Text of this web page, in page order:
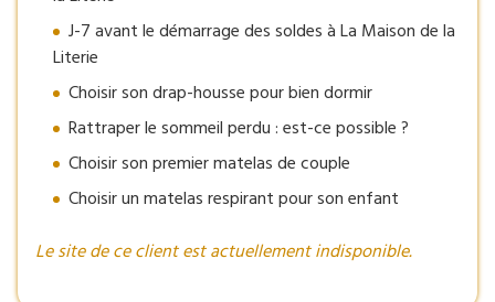
J-7 avant le démarrage des soldes à La Maison de la
Literie
Choisir son drap-housse pour bien dormir
Rattraper le sommeil perdu : est-ce possible ?
Choisir son premier matelas de couple
Choisir un matelas respirant pour son enfant
Le site de ce client est actuellement indisponible.